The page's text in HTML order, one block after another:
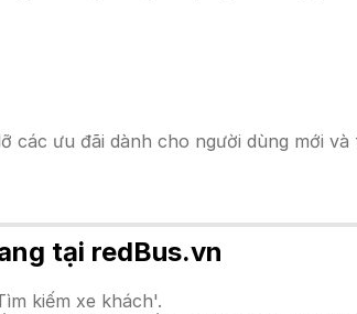
ưu đãi dành cho người dùng mới và
tại redBus.vn
kiếm xe khách'.